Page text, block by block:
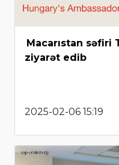
Macarıstan səfiri
ziyarət edib
2025-02-06 15:19